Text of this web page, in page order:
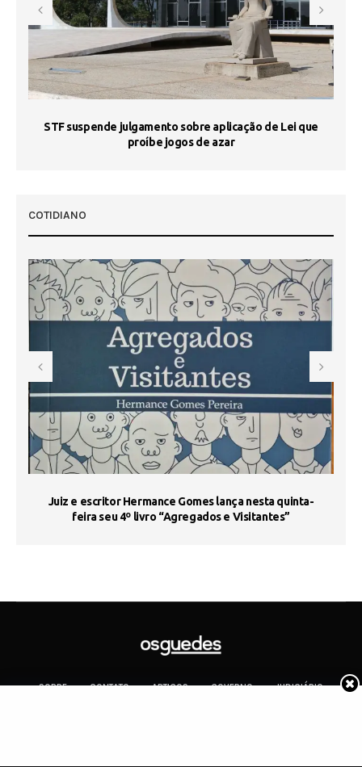
STF suspende julgamento sobre aplicação de Lei que
proíbe jogos de azar
COTIDIANO
Juiz e escritor Hermance Gomes lança nesta quinta-
feira seu 4º livro “Agregados e Visitantes”
SOBRE CONTATO ARTIGOS GOVERNO
JUDICIÁRIO